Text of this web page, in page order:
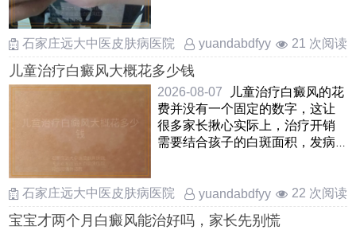
石家庄远大中医皮肤病医院 yuandabdfyy 21 次阅读
儿童治疗白癜风大概花多少钱
2026-08-07
儿童治疗白癜风的花
费并没有一个固定的数字，这让
很多家长揪心实际上，治疗开销
需要结合孩子的白斑面积，发病
石家庄远大中医皮肤病医院
yuandabdfyy 22 次阅读
宝宝才两个月白癜风能治好吗，家长先别慌